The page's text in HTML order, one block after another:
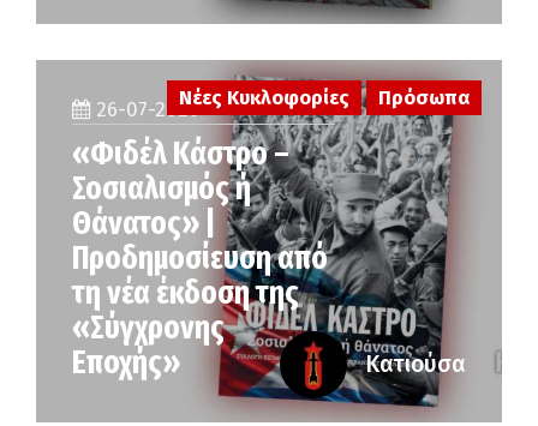
26-07-2026
«Φιδέλ Κάστρο –
Σοσιαλισμός ή
Θάνατος» |
Προδημοσίευση από
τη νέα έκδοση της
«Σύγχρονης
Εποχής»
Νέες Κυκλοφορίες Πρόσωπα
Κατιούσα